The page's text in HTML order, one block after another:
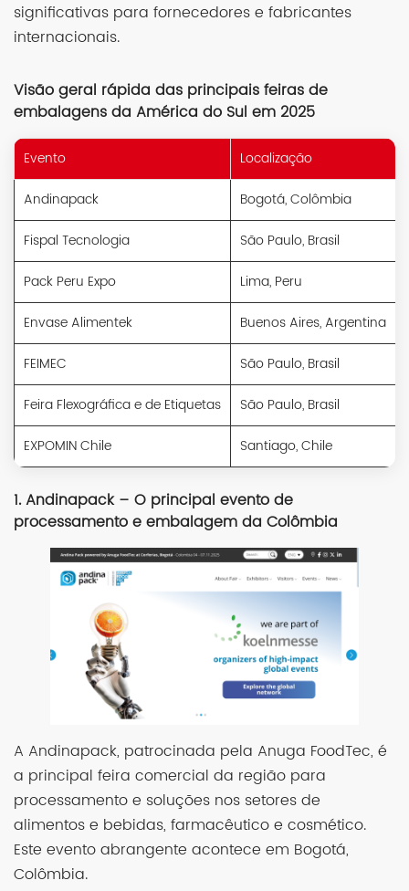
significativas para fornecedores e fabricantes
internacionais.
Visão geral rápida das principais feiras de
embalagens da América do Sul em 2025
Evento Localização
Andinapack
Bogotá, Colômbia
Fispal Tecnologia
São Paulo, Brasil
Pack Peru Expo
Lima, Peru
Envase Alimentek
Buenos Aires, Argentina
FEIMEC
São Paulo, Brasil
Feira Flexográfica e de Etiquetas
São Paulo, Brasil
EXPOMIN Chile
Santiago, Chile
1. Andinapack – O principal evento de
processamento e embalagem da Colômbia
A Andinapack, patrocinada pela Anuga FoodTec, é
a principal feira comercial da região para
processamento e soluções nos setores de
alimentos e bebidas, farmacêutico e cosmético.
Este evento abrangente acontece em Bogotá,
Colômbia.